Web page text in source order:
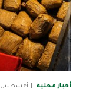
أخبار محلية أغسطس 10, 2026